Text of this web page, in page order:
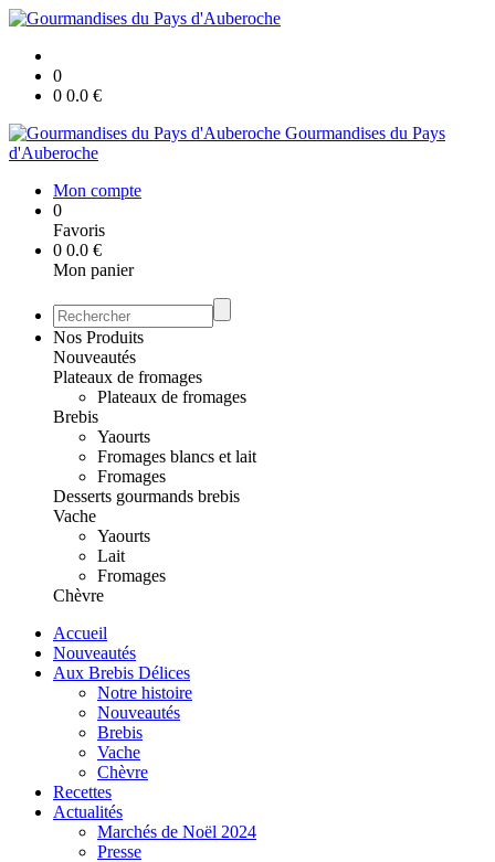
0
0 0.0 €
Gourmandises du Pays
d'Auberoche
Mon compte
0
Favoris
0 0.0 €
Mon panier
Nos Produits
Nouveautés
Plateaux de fromages
Plateaux de fromages
Brebis
Yaourts
Fromages blancs et lait
Fromages
Desserts gourmands brebis
Vache
Yaourts
Lait
Fromages
Chèvre
Accueil
Nouveautés
Aux Brebis Délices
Notre histoire
Nouveautés
Brebis
Vache
Chèvre
Recettes
Actualités
Marchés de Noël 2024
Presse